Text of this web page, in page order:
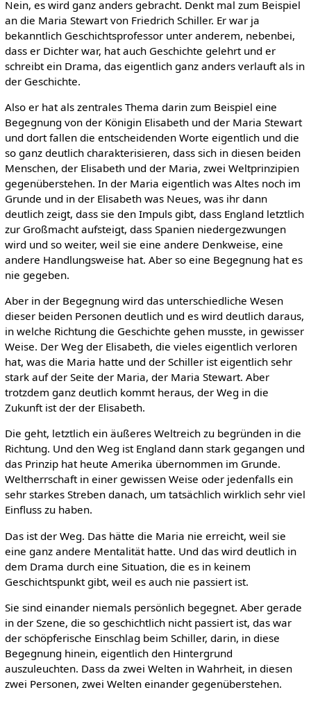
Nein, es wird ganz anders gebracht. Denkt mal zum Beispiel
an die Maria Stewart von Friedrich Schiller. Er war ja
bekanntlich Geschichtsprofessor unter anderem, nebenbei,
dass er Dichter war, hat auch Geschichte gelehrt und er
schreibt ein Drama, das eigentlich ganz anders verlauft als in
der Geschichte.
Also er hat als zentrales Thema darin zum Beispiel eine
Begegnung von der Königin Elisabeth und der Maria Stewart
und dort fallen die entscheidenden Worte eigentlich und die
so ganz deutlich charakterisieren, dass sich in diesen beiden
Menschen, der Elisabeth und der Maria, zwei Weltprinzipien
gegenüberstehen. In der Maria eigentlich was Altes noch im
Grunde und in der Elisabeth was Neues, was ihr dann
deutlich zeigt, dass sie den Impuls gibt, dass England letztlich
zur Großmacht aufsteigt, dass Spanien niedergezwungen
wird und so weiter, weil sie eine andere Denkweise, eine
andere Handlungsweise hat. Aber so eine Begegnung hat es
nie gegeben.
Aber in der Begegnung wird das unterschiedliche Wesen
dieser beiden Personen deutlich und es wird deutlich daraus,
in welche Richtung die Geschichte gehen musste, in gewisser
Weise. Der Weg der Elisabeth, die vieles eigentlich verloren
hat, was die Maria hatte und der Schiller ist eigentlich sehr
stark auf der Seite der Maria, der Maria Stewart. Aber
trotzdem ganz deutlich kommt heraus, der Weg in die
Zukunft ist der der Elisabeth.
Die geht, letztlich ein äußeres Weltreich zu begründen in die
Richtung. Und den Weg ist England dann stark gegangen und
das Prinzip hat heute Amerika übernommen im Grunde.
Weltherrschaft in einer gewissen Weise oder jedenfalls ein
sehr starkes Streben danach, um tatsächlich wirklich sehr viel
Einfluss zu haben.
Das ist der Weg. Das hätte die Maria nie erreicht, weil sie
eine ganz andere Mentalität hatte. Und das wird deutlich in
dem Drama durch eine Situation, die es in keinem
Geschichtspunkt gibt, weil es auch nie passiert ist.
Sie sind einander niemals persönlich begegnet. Aber gerade
in der Szene, die so geschichtlich nicht passiert ist, das war
der schöpferische Einschlag beim Schiller, darin, in diese
Begegnung hinein, eigentlich den Hintergrund
auszuleuchten. Dass da zwei Welten in Wahrheit, in diesen
zwei Personen, zwei Welten einander gegenüberstehen.